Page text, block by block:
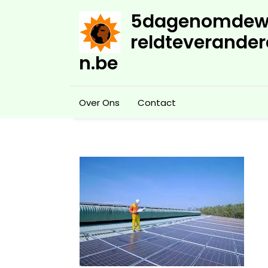
n.be
Over Ons Contact